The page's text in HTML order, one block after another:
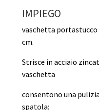
IMPIEGO
vaschetta
cm.
Strisce in acciaio
vaschetta
consentono una
spatola: